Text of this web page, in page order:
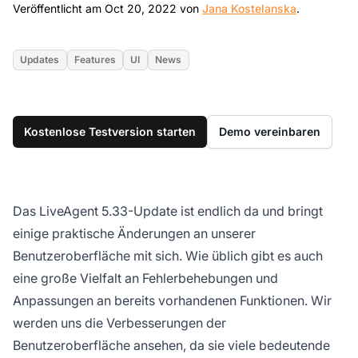
Veröffentlicht am Oct 20, 2022 von Jana Kostelanska.
Updates Features UI News
Kostenlose Testversion starten Demo vereinbaren
Das LiveAgent 5.33-Update ist endlich da und bringt
einige praktische Änderungen an unserer
Benutzeroberfläche mit sich. Wie üblich gibt es auch
eine große Vielfalt an Fehlerbehebungen und
Anpassungen an bereits vorhandenen Funktionen. Wir
werden uns die Verbesserungen der
Benutzeroberfläche ansehen, da sie viele bedeutende